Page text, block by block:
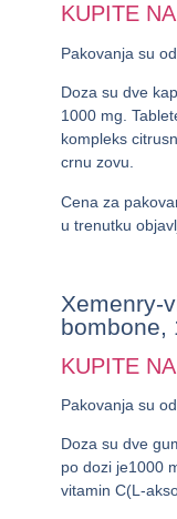
KUPITE
Pakovanja su
Doza su dve
1000 mg.
kompleks
crnu zovu.
Cena za
u trenutku
Xemenry-
bombone,
KUPITE
Pakovanja su
Doza su dve
po dozi je1000
vitamin C(L-